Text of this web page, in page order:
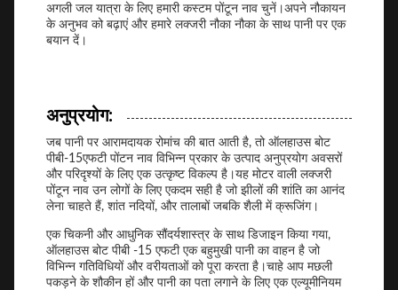
अगली जल यात्रा के लिए हमारी कस्टम पोंटून नाव चुनें।अपने नौकायन
के अनुभव को बढ़ाएं और हमारे लक्जरी नौका नौका के साथ पानी पर एक
बयान दें।
अनुप्रयोग:
जब पानी पर आरामदायक रोमांच की बात आती है, तो ऑलहाउस बोट
पीबी-15एफटी पोंटन नाव विभिन्न प्रकार के उत्पाद अनुप्रयोग अवसरों
और परिदृश्यों के लिए एक उत्कृष्ट विकल्प है।यह मोटर वाली लक्जरी
पोंटून नाव उन लोगों के लिए एकदम सही है जो झीलों की शांति का आनंद
लेना चाहते हैं, शांत नदियों, और तालाबों जबकि शैली में क्रूजिंग।
एक चिकनी और आधुनिक सौंदर्यशास्त्र के साथ डिजाइन किया गया,
ऑलहाउस बोट पीबी -15 एफटी एक बहुमुखी पानी का वाहन है जो
विभिन्न गतिविधियों और वरीयताओं को पूरा करता है।चाहे आप मछली
पकड़ने के शौकीन हों और पानी का पता लगाने के लिए एक एल्यूमीनियम